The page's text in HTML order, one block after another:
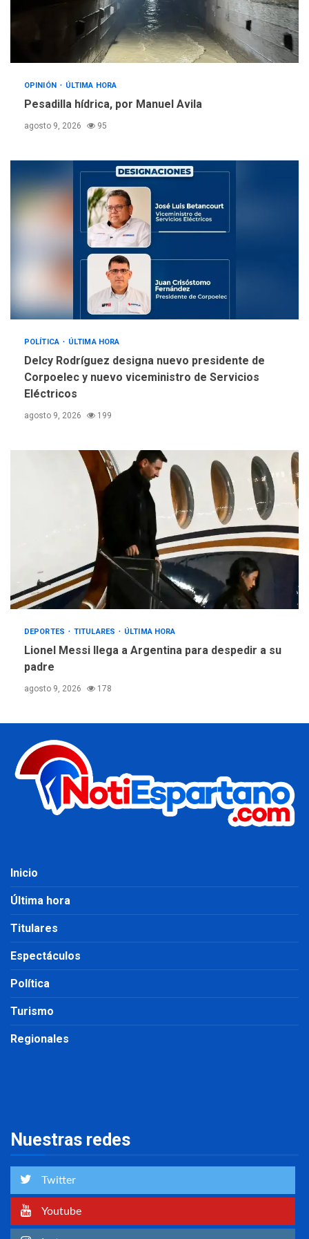
OPINIÓN ÚLTIMA HORA
Pesadilla hídrica, por Manuel Avila
agosto 9, 2026 95
POLÍTICA ÚLTIMA HORA
Delcy Rodríguez designa nuevo presidente de
Corpoelec y nuevo viceministro de Servicios
Eléctricos
agosto 9, 2026 199
DEPORTES TITULARES ÚLTIMA HORA
Lionel Messi llega a Argentina para despedir a su
padre
agosto 9, 2026 178
Inicio
Última hora
Titulares
Espectáculos
Política
Turismo
Regionales
Nuestras redes
Twitter
Youtube